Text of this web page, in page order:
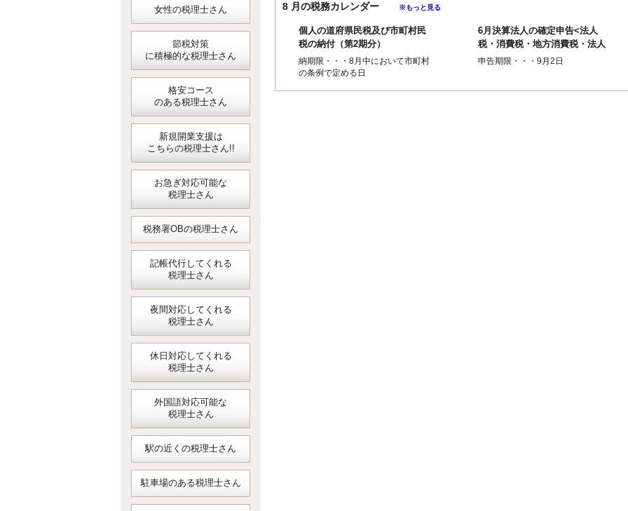
女性の税理士さん
節税対策
に積極的な税理士さん
格安コース
のある税理士さん
新規開業支援は
こちらの税理士さん!!
お急ぎ対応可能な
税理士さん
税務署OBの税理士さん
記帳代行してくれる
税理士さん
夜間対応してくれる
税理士さん
休日対応してくれる
税理士さん
外国語対応可能な
税理士さん
駅の近くの税理士さん
駐車場のある税理士さん
8 月の税務カレンダー ※もっと見る
個人の道府県民税及び市町村民
税の納付（第2期分）
納期限・・・8月中において市町村
の条例で定める日
6月決算法人の確定申告<法人
税・消費税・地方消費税・法人
事業税・（法人事業所税）・法
申告期限・・・9月2日